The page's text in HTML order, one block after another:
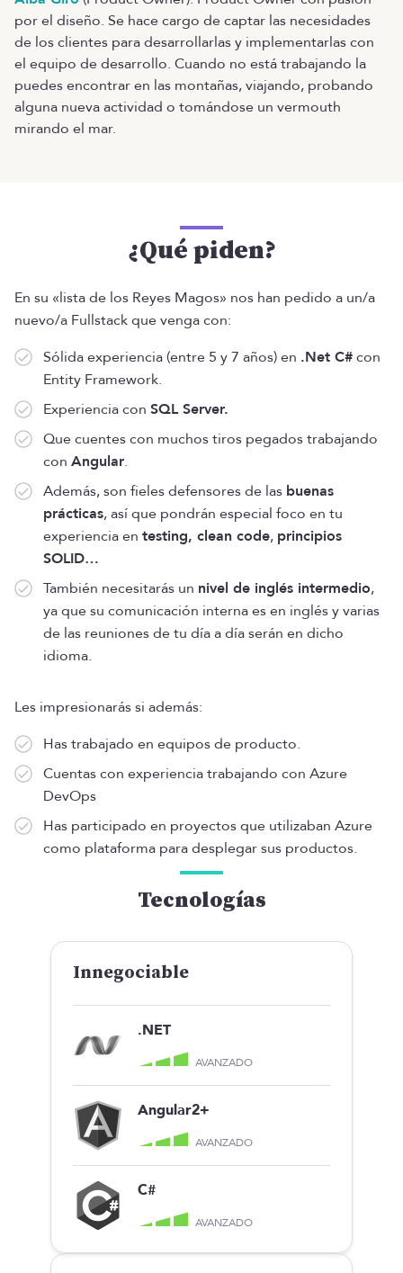
por el diseño. Se hace cargo de captar las necesidades
de los clientes para desarrollarlas y implementarlas con
el equipo de desarrollo. Cuando no está trabajando la
puedes encontrar en las montañas, viajando, probando
alguna nueva actividad o tomándose un vermouth
mirando el mar.
¿Qué piden?
En su «lista de los Reyes Magos» nos han pedido a un/a
nuevo/a Fullstack que venga con:
Sólida experiencia (entre 5 y 7 años) en .Net C#con
Entity Framework.
Experiencia con SQL Server.
Que cuentes con muchos tiros pegados trabajando
con Angular.
Además, son fieles defensores de las buenas
prácticas, así que pondrán especial foco en tu
experiencia en testing, clean code, principios
SOLID…
También necesitarás un nivel de inglés intermedio,
ya que su comunicación interna es en inglés y varias
de las reuniones de tu día a día serán en dicho
idioma.
Les impresionarás si además:
Has trabajado en equipos de producto.
Cuentas con experiencia trabajando con Azure
DevOps
Has participado en proyectos que utilizaban Azure
como plataforma para desplegar sus productos.
Tecnologías
Innegociable
.NET
AVANZADO
Angular2+
AVANZADO
C#
AVANZADO